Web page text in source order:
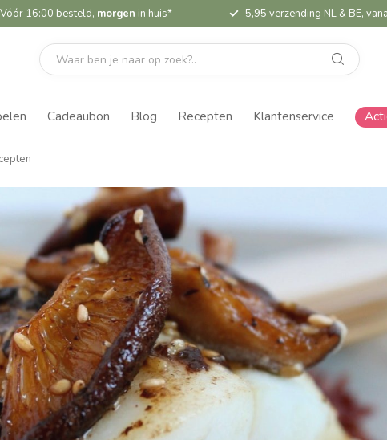
Vóór 16:00 besteld, morgen in huis* 5,95 verzending NL & BE,
Cadeaubon Blog Recepten Klantenservice